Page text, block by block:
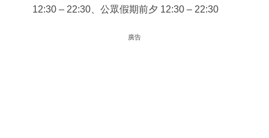
12:30 – 22:30、公眾假期前夕 12:30 – 22:30
廣告